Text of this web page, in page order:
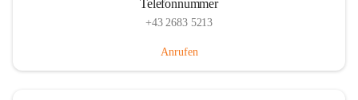
Telefonnummer
+43 2683 5213
Anrufen